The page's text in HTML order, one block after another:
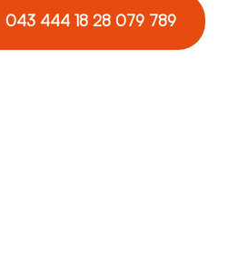
043 444 18 28 079 789